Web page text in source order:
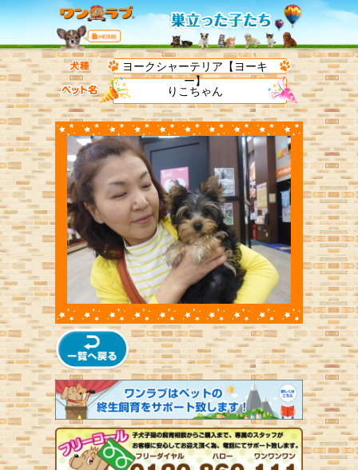
ヨークシャーテリア【ヨーキ
ー】
りこちゃん